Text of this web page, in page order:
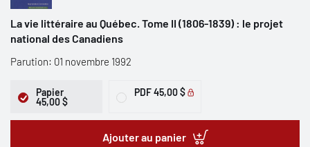
La vie littéraire au Québec. Tome II (1806-1839) : le projet
national des Canadiens
Parution: 01 novembre 1992
Papier
45,00 $
PDF45,00 $
Ajouter au panier